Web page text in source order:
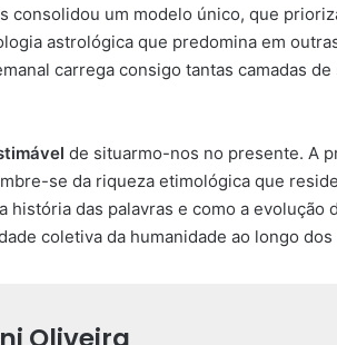
consolidou um modelo único, que
astrológica que predomina em
carrega consigo tantas camadas
de situarmo-nos no presente. A
se da riqueza etimológica que
história das palavras e como a evolução
coletiva da humanidade ao longo dos
Oliveira